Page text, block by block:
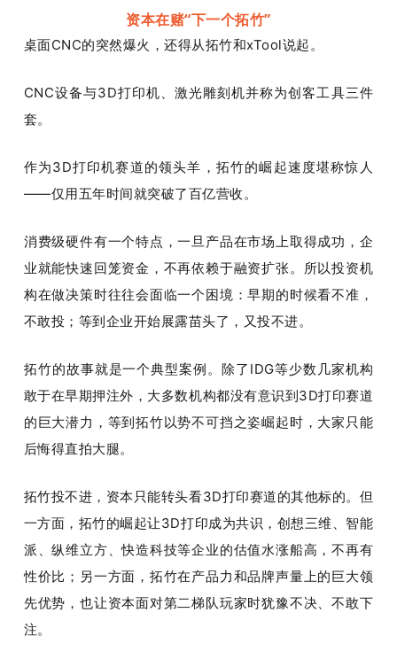
资本在赌“下一个拓竹”
桌面CNC的突然爆火，还得从拓竹和xTool说起。
CNC设备与3D打印机、激光雕刻机并称为创客工具三件
套。
作为3D打印机赛道的领头羊，拓竹的崛起速度堪称惊人
——仅用五年时间就突破了百亿营收。
消费级硬件有一个特点，一旦产品在市场上取得成功，企
业就能快速回笼资金，不再依赖于融资扩张。所以投资机
构在做决策时往往会面临一个困境：早期的时候看不准，
不敢投；等到企业开始展露苗头了，又投不进。
拓竹的故事就是一个典型案例。除了IDG等少数几家机构
敢于在早期押注外，大多数机构都没有意识到3D打印赛道
的巨大潜力，等到拓竹以势不可挡之姿崛起时，大家只能
后悔得直拍大腿。
拓竹投不进，资本只能转头看3D打印赛道的其他标的。但
一方面，拓竹的崛起让3D打印成为共识，创想三维、智能
派、纵维立方、快造科技等企业的估值水涨船高，不再有
性价比；另一方面，拓竹在产品力和品牌声量上的巨大领
先优势，也让资本面对第二梯队玩家时犹豫不决、不敢下
注。